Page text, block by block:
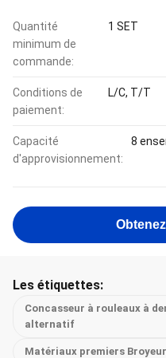
Quantité
minimum de
commande:
1 SET
Conditions de
paiement:
L/C, T/T
Capacité
d'approvisionnement:
8
Les étiquettes:
Concasseur à rouleaux à
alternatif
Matériaux premiers